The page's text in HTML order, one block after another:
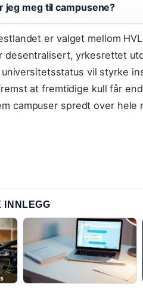
jeg meg til campusene?
er valget mellom
desentralisert, yrkesrettet
vil styrke
at fremtidige kull får
campuser spredt over hele
INNLEGG